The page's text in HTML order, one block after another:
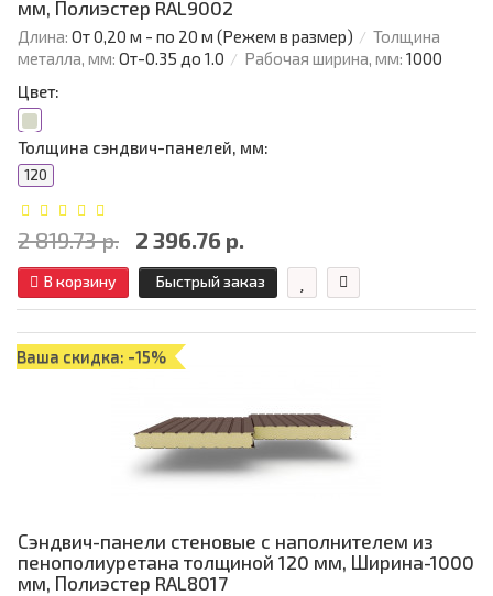
мм, Полиэстер RAL9002
Длина: От 0,20 м - по 20 м (Режем в размер)
Толщина
металла, мм: От-0.35 до 1.0 Рабочая ширина, мм: 1000
Цвет:
Толщина сэндвич-панелей, мм:
120
2 819.73 р. 2 396.76 р.
В корзину Быстрый заказ
Ваша скидка: -15%
Сэндвич-панели стеновые с наполнителем из
пенополиуретана толщиной 120 мм, Ширина-1000
мм, Полиэстер RAL8017